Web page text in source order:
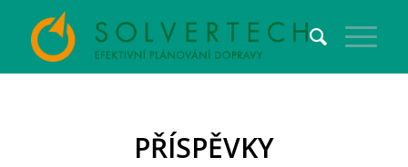
PŘÍSPĚVKY